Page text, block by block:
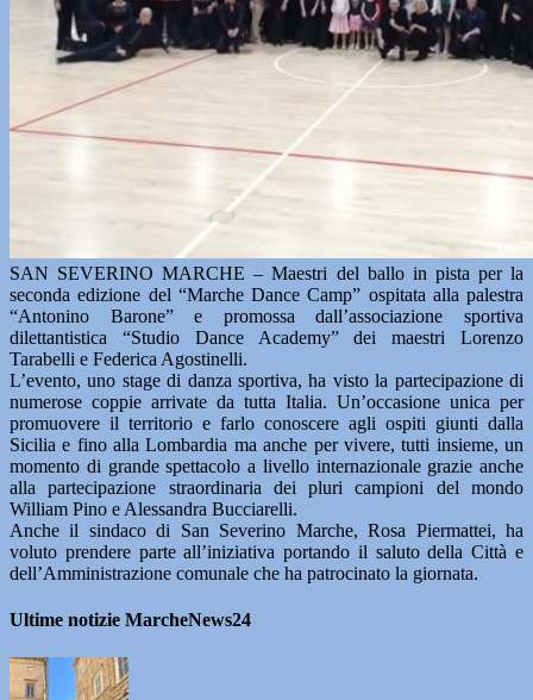
SAN SEVERINO MARCHE – Maestri del ballo in pista per la
seconda edizione del “Marche Dance Camp” ospitata alla palestra
“Antonino Barone” e promossa dall’associazione sportiva
dilettantistica “Studio Dance Academy” dei maestri Lorenzo
Tarabelli e Federica Agostinelli.
L’evento, uno stage di danza sportiva, ha visto la partecipazione di
numerose coppie arrivate da tutta Italia. Un’occasione unica per
promuovere il territorio e farlo conoscere agli ospiti giunti dalla
Sicilia e fino alla Lombardia ma anche per vivere, tutti insieme, un
momento di grande spettacolo a livello internazionale grazie anche
alla partecipazione straordinaria dei pluri campioni del mondo
William Pino e Alessandra Bucciarelli.
Anche il sindaco di San Severino Marche, Rosa Piermattei, ha
voluto prendere parte all’iniziativa portando il saluto della Città e
dell’Amministrazione comunale che ha patrocinato la giornata.
Ultime notizie MarcheNews24